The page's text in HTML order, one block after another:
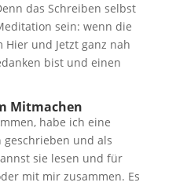
das Schreiben selbst
sein: wenn die
und Jetzt ganz nah
bist und einen
Mitmachen
habe ich eine
und als
sie lesen und für
mit mir zusammen. Es